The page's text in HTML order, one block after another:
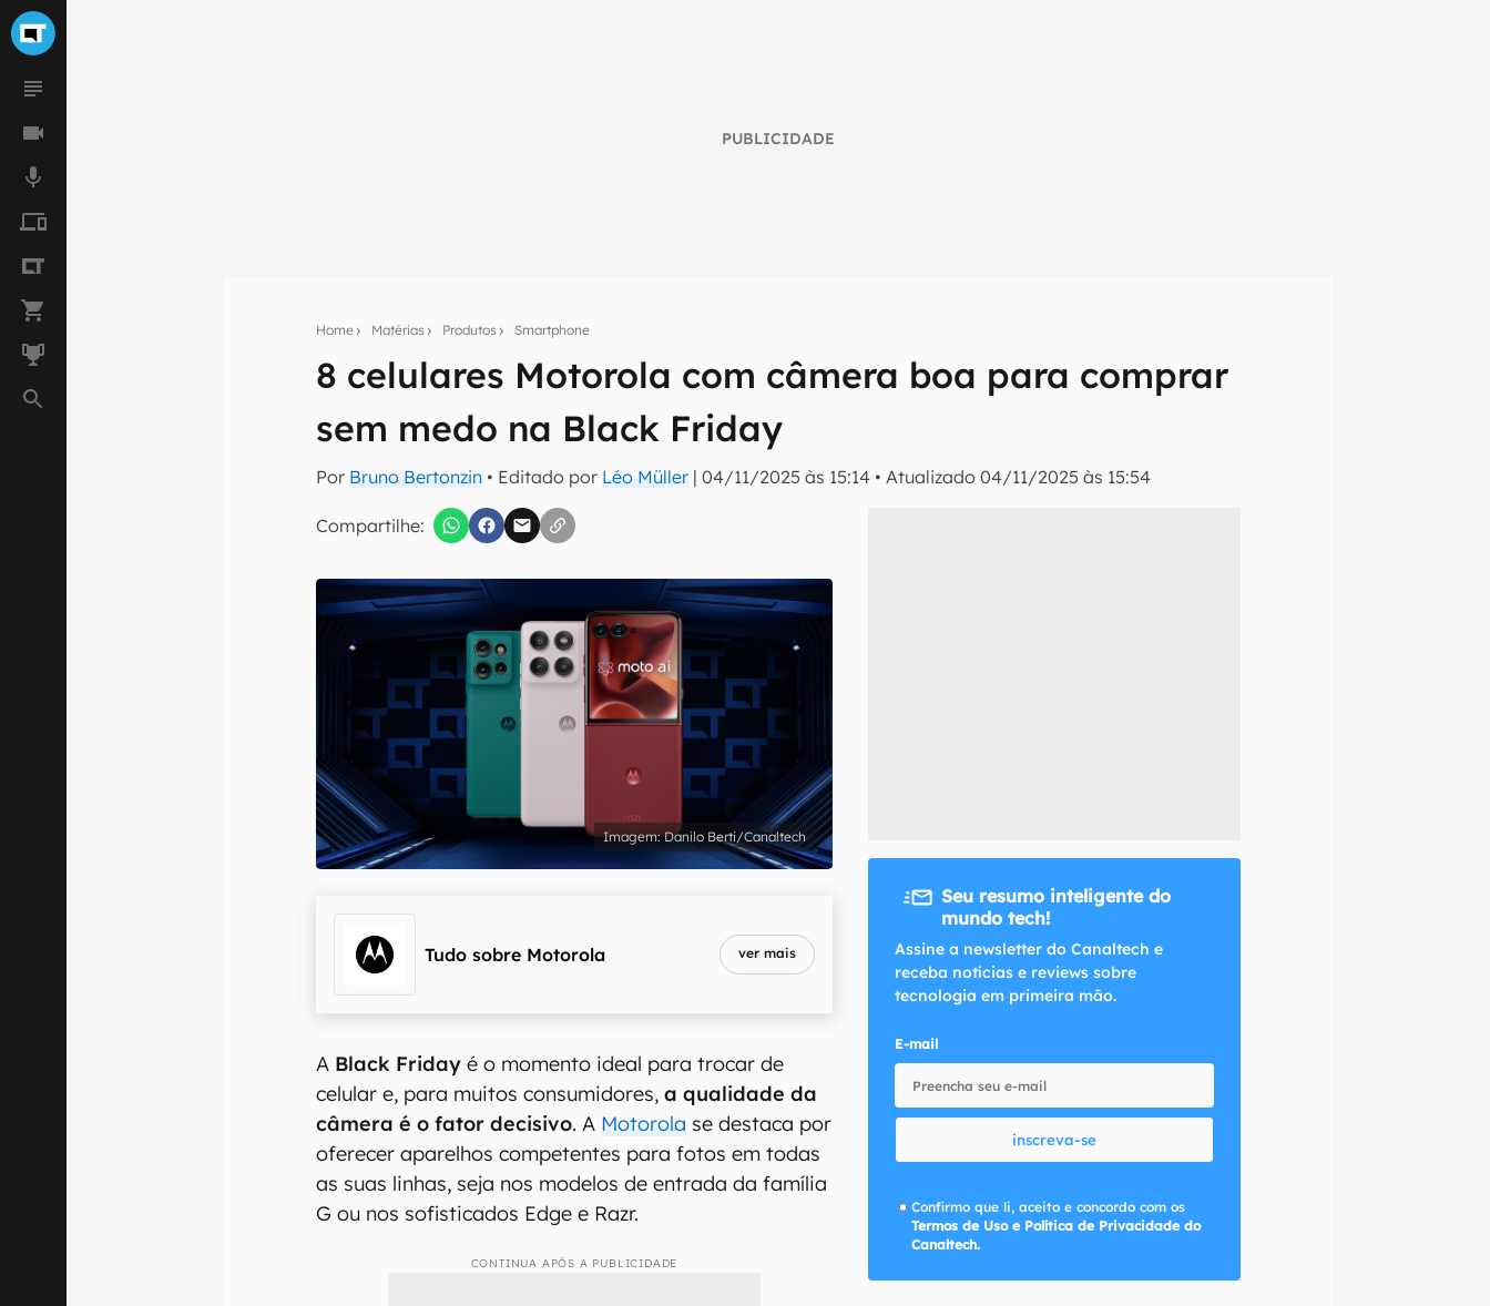
PUBLICIDADE
Home Matérias Produtos Smartphone
8 celulares Motorola com câmera boa para comprar
sem medo na Black Friday
Por Bruno Bertonzin • Editado por Léo Müller |04/11/2025 às 15:14 •Atualizado04/11/2025 às 15:54
Compartilhe:
Assine a newsletter do Canaltech e receba notícias e reviews sobre tecnologia em primeira
inscreva-se
Confirmo que li, aceito e concordo com os Termos de Uso e Política de Privacidade do Canaltech.
Danilo Berti/Canaltech
Tudo sobre Motorola ver mais
A Black Friday é o momento ideal para trocar de
celular e, para muitos consumidores,a qualidade da
câmera é o fator decisivo. A Motorola se destaca por
oferecer aparelhos competentes para fotos em todas
as suas linhas, seja nos modelos de entrada da família
G ou nos sofisticados Edge e Razr.
CONTINUA APÓS A PUBLICIDADE
Seu resumo inteligente do
mundo tech!
Assine a newsletter do Canaltech e
receba notícias e reviews sobre
tecnologia em primeira mão.
E-mail
inscreva-se
Confirmo que li, aceito e concordo com os
Termos de Uso e Política de Privacidade do
Canaltech.